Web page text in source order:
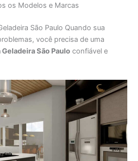
os Modelos e Marcas
São Paulo Quando sua
você precisa de uma
São Paulo confiável e